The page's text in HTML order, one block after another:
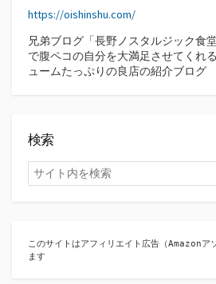
https://oishinshu.com/
兄弟ブログ「長野ノスタルジック食
で腹ペコの自分を大満足させてくれ
ュームたっぷりの良店の紹介ブログ
検索
検
索
このサイトはアフィリエイト広告（Amazonア
ます